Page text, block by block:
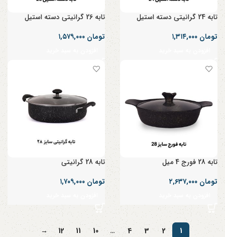
تابه 24 گرانیتی دسته استیل
تومان
تابه 26 گرانیتی دسته استیل
تومان
تابه 28 فورج 4 میل
تومان
تابه 28 گرانیتی
تومان
1
2
3
4
…
10
11
12
→